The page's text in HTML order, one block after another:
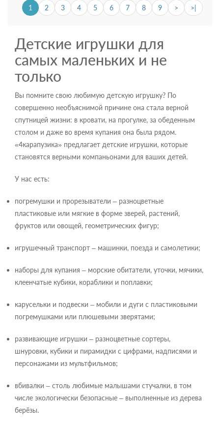
1 2 3 4 5 6 7 8 9 > >|
Детские игрушки для
самых маленьких и не
только
Вы помните свою любимую детскую игрушку? По
совершенно необъяснимой причине она стала верной
спутницей жизни: в кровати, на прогулке, за обеденным
столом и даже во время купания она была рядом.
«4карапузика» предлагает детские игрушки, которые
становятся верными компаньонами для ваших детей.
У нас есть:
погремушки и прорезыватели – разноцветные
пластиковые или мягкие в форме зверей, растений,
фруктов или овощей, геометрических фигур;
игрушечный транспорт – машинки, поезда и самолетики;
наборы для купания – морские обитатели, уточки, мячики,
клеенчатые кубики, кораблики и поплавки;
карусельки и подвески – мобили и дуги с пластиковыми
погремушками или плюшевыми зверятами;
развивающие игрушки – разноцветные сортеры,
шнуровки, кубики и пирамидки с цифрами, надписями и
персонажами из мультфильмов;
вбивалки – столь любимые малышами стучалки, в том
числе экологически безопасные – выполненные из дерева
берёзы.